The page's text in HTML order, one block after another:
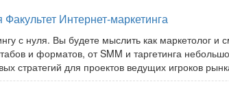
Интернет-маркетинга
с нуля. Вы будете мыслить как маркетолог и
и форматов, от SMM и таргетинга
стратегий для проектов ведущих игроков